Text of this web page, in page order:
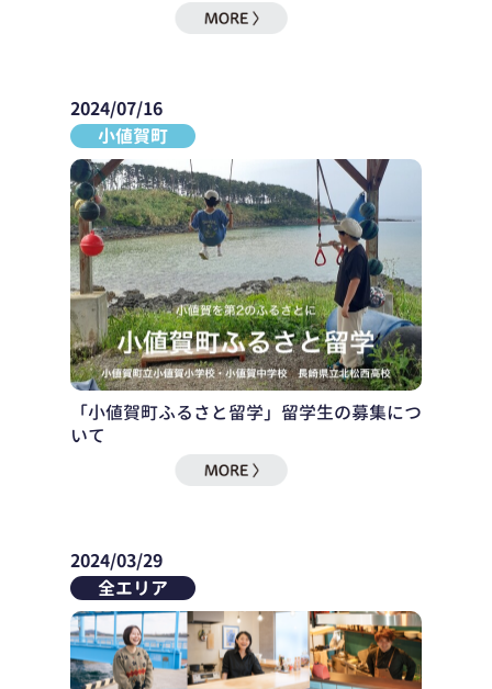
2024/07/16
小値賀町
「小値賀町ふるさと留学」留学生の募集につ
いて
2024/03/29
全エリア